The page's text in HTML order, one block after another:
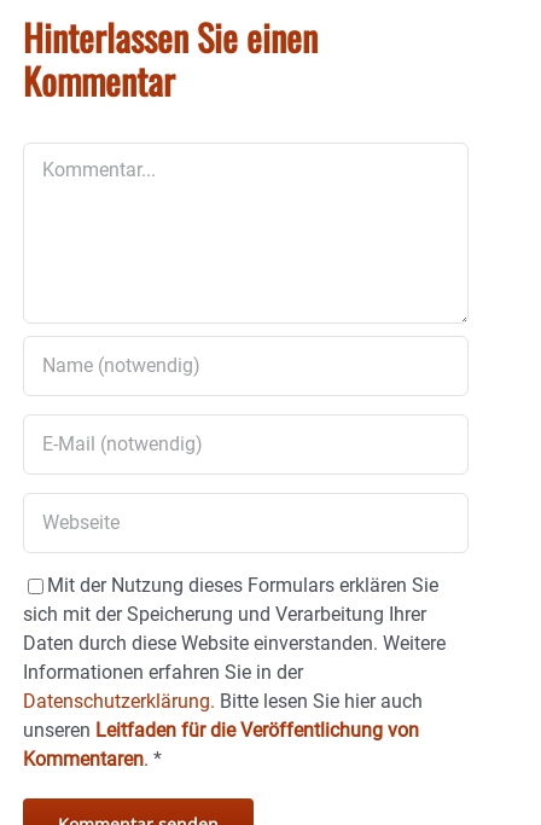
Hinterlassen Sie einen
Kommentar
Mit der Nutzung dieses Formulars erklären Sie
sich mit der Speicherung und Verarbeitung Ihrer
Daten durch diese Website einverstanden. Weitere
Informationen erfahren Sie in der
Datenschutzerklärung. Bitte lesen Sie hier auch
unseren Leitfaden für die Veröffentlichung von
Kommentaren. *